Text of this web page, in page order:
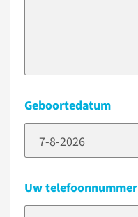
Geboortedatum
Uw telefoonnummer